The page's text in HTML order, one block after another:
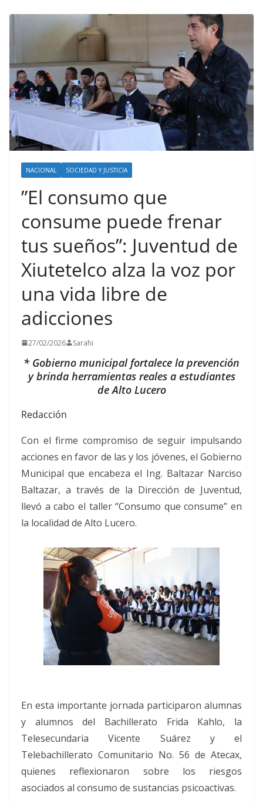
NACIONAL SOCIEDAD Y JUSTICIA
”El consumo que
consume puede frenar
tus sueños”: Juventud de
Xiutetelco alza la voz por
una vida libre de
adicciones
27/02/2026 Sarahi
* Gobierno municipal fortalece la prevención
y brinda herramientas reales a estudiantes
de Alto Lucero
Redacción
Con el firme compromiso de seguir impulsando
acciones en favor de las y los jóvenes, el Gobierno
Municipal que encabeza el Ing. Baltazar Narciso
Baltazar, a través de la Dirección de Juventud,
llevó a cabo el taller “Consumo que consume” en
la localidad de Alto Lucero.
En esta importante jornada participaron alumnas
y alumnos del Bachillerato Frida Kahlo, la
Telesecundaria Vicente Suárez y el
Telebachillerato Comunitario No. 56 de Atecax,
quienes reflexionaron sobre los riesgos
asociados al consumo de sustancias psicoactivas.